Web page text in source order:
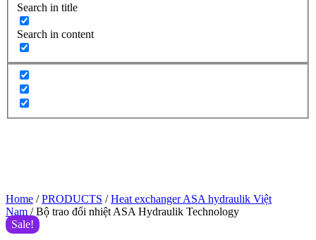
Search in title
Search in content
Home /PRODUCTS /Heat exchanger ASA hydraulik Việt
Nam / Bộ trao đổi nhiệt ASA Hydraulik Technology
Sale!